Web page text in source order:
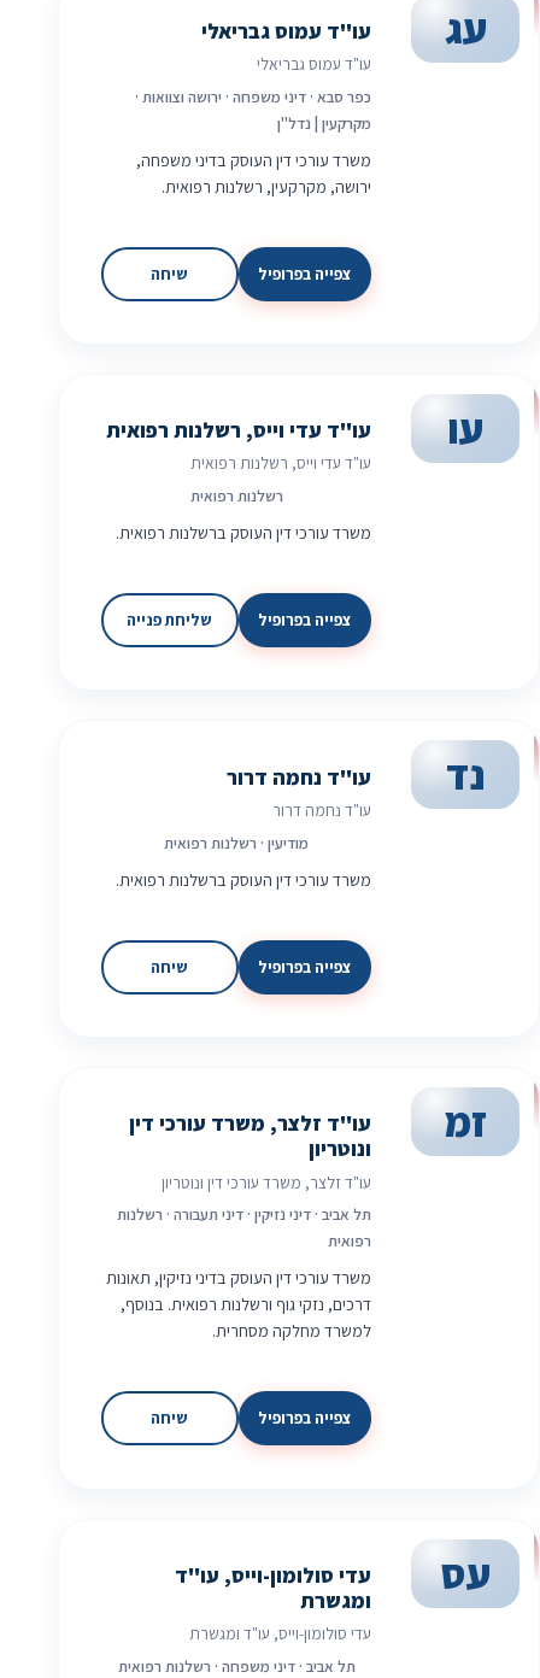
עג עו"ד עמוס גבריאלי
עו"ד עמוס גבריאלי
כפר סבא · דיני משפחה · ירושה וצוואות ·
מקרקעין | נדל"ן
משרד עורכי דין העוסק בדיני משפחה,
ירושה, מקרקעין, רשלנות רפואית.
צפייה בפרופיל שיחה
עו עו"ד עדי וייס, רשלנות רפואית
עו"ד עדי וייס, רשלנות רפואית
רשלנות רפואית
משרד עורכי דין העוסק ברשלנות רפואית.
צפייה בפרופיל שליחת פנייה
נד עו"ד נחמה דרור
עו"ד נחמה דרור
מודיעין · רשלנות רפואית
משרד עורכי דין העוסק ברשלנות רפואית.
צפייה בפרופיל שיחה
זמ
עו"ד זלצר, משרד עורכי דין
ונוטריון
עו"ד זלצר, משרד עורכי דין ונוטריון
תל אביב · דיני נזיקין · דיני תעבורה · רשלנות
רפואית
משרד עורכי דין העוסק בדיני נזיקין, תאונות
דרכים, נזקי גוף ורשלנות רפואית. בנוסף,
למשרד מחלקה מסחרית.
צפייה בפרופיל שיחה
עס
עדי סולומון-וייס, עו"ד
ומגשרת
עדי סולומון-וייס, עו"ד ומגשרת
תל אביב · דיני משפחה · רשלנות רפואית